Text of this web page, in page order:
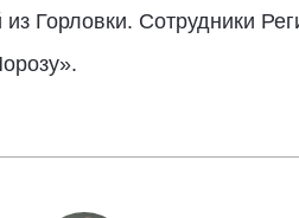
Горловки. Сотрудники